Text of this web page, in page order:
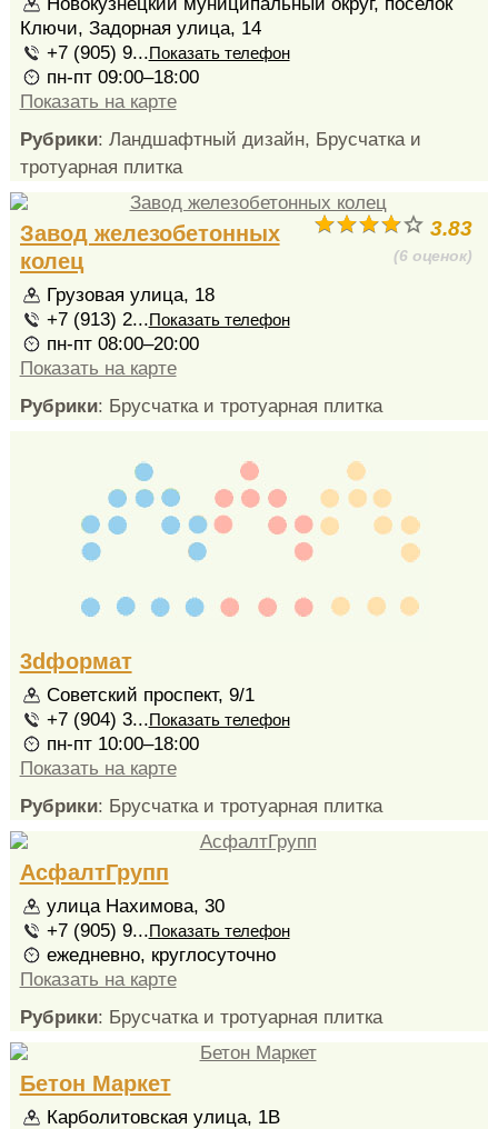
Ключи, Задорная улица, 14
+7 (905) 9...Показать телефон
пн-пт 09:00–18:00
Показать на карте
Рубрики: Ландшафтный дизайн, Брусчатка и
тротуарная плитка
3.83
(6 оценок)
Завод железобетонных
колец
Грузовая улица, 18
+7 (913) 2...Показать телефон
пн-пт 08:00–20:00
Показать на карте
Рубрики: Брусчатка и тротуарная плитка
3dформат
Советский проспект, 9/1
+7 (904) 3...Показать телефон
пн-пт 10:00–18:00
Показать на карте
Рубрики: Брусчатка и тротуарная плитка
АсфалтГрупп
улица Нахимова, 30
+7 (905) 9...Показать телефон
ежедневно, круглосуточно
Показать на карте
Рубрики: Брусчатка и тротуарная плитка
Бетон Маркет
Карболитовская улица, 1В